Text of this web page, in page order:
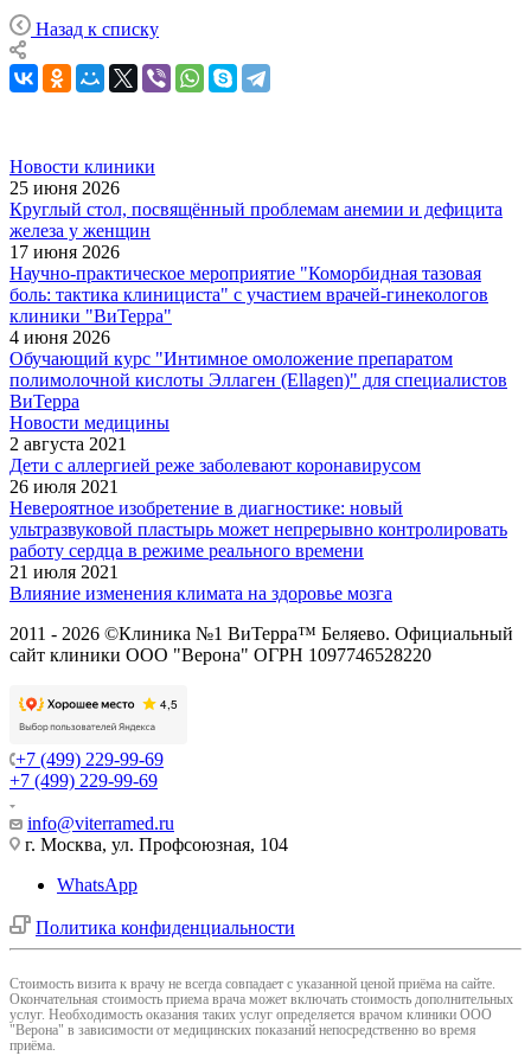
Назад к списку
Новости клиники
25 июня 2026
Круглый стол, посвящённый проблемам анемии и дефицита
железа у женщин
17 июня 2026
Научно-практическое мероприятие "Коморбидная тазовая
боль: тактика клинициста" с участием врачей-гинекологов
клиники "ВиТерра"
4 июня 2026
Обучающий курс "Интимное омоложение препаратом
полимолочной кислоты Эллаген (Ellagen)" для специалистов
ВиТерра
Новости медицины
2 августа 2021
Дети с аллергией реже заболевают коронавирусом
26 июля 2021
Невероятное изобретение в диагностике: новый
ультразвуковой пластырь может непрерывно контролировать
работу сердца в режиме реального времени
21 июля 2021
Влияние изменения климата на здоровье мозга
2011 - 2026 ©Клиника №1 ВиТерра™ Беляево. Официальный
сайт клиники ООО "Верона" ОГРН 1097746528220
+7 (499) 229-99-69
+7 (499) 229-99-69
info@viterramed.ru
г. Москва, ул. Профсоюзная, 104
WhatsApp
Политика конфиденциальности
Cтоимость визита к врачу не всегда совпадает с указанной ценой приёма на сайте.
Окончательная стоимость приема врача может включать стоимость дополнительных
услуг. Необходимость оказания таких услуг определяется врачом клиники ООО
"Верона" в зависимости от медицинских показаний непосредственно во время
приёма.